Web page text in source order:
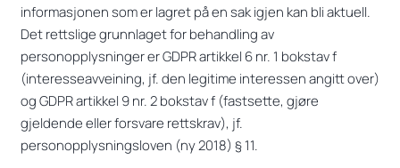
informasjonen som er lagret på en sak igjen kan bli aktuell.
Det rettslige grunnlaget for behandling av
personopplysninger er GDPR artikkel 6 nr. 1 bokstav f
(interesseavveining, jf. den legitime interessen angitt over)
og GDPR artikkel 9 nr. 2 bokstav f (fastsette, gjøre
gjeldende eller forsvare rettskrav), jf.
personopplysningsloven (ny 2018) § 11.